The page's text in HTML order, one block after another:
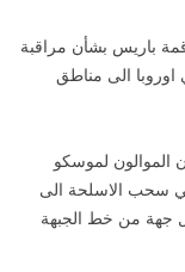
قمة باريس بشأن مراقبة
الى مناطق
الموالون لموسكو
سحب الاسلحة الى
منطقة من 15 كلم من كل جهة من خط الجبهة